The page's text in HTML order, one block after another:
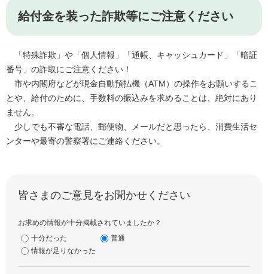
給付金を装った詐欺等にご注意ください
「特殊詐欺」や「個人情報」「通帳、キャッシュカード」「暗証
番号」の詐取にご注意ください！
市や内閣府などが現金自動預払機（ATM）の操作をお願いするこ
とや、給付のために、手数料の振込みを求めることは、絶対にあり
ません。
少しでも不審な電話、郵便物、メールだと思ったら、消費生活セ
ンターや最寄の警察署にご連絡ください。
皆さまのご意見をお聞かせください
お求めの情報が十分掲載されていましたか？
十分だった
普通
情報が足りなかった